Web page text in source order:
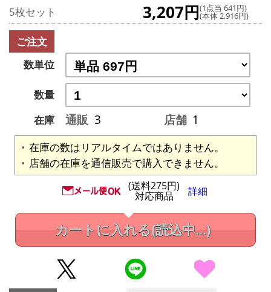
5枚セット 3,207円(1点当 641円)
(本体 2,916円)
ご注文
数単位
数量
在庫
通販 3 店舗 1
在庫の数はリアルタイムではありません。
店舗の在庫を通信販売で購入できません。
(送料275円)
対応商品 詳細
カートに入れる(読込中...)